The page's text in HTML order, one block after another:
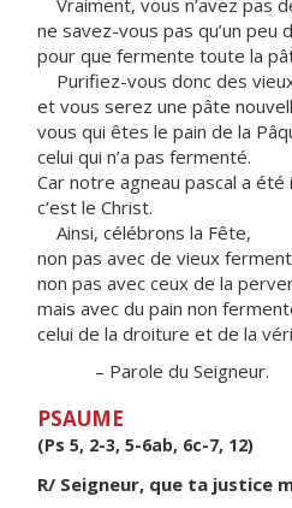
Vraiment, vous n’avez pas
ne savez-vous pas qu’un peu
pour que fermente toute la
Purifiez-vous donc des
et vous serez une pâte
vous qui êtes le pain de la
celui qui n’a pas fermenté.
Car notre agneau pascal a été
c’est le Christ.
Ainsi, célébrons la Fête,
non pas avec de vieux
non pas avec ceux de la
mais avec du pain non
celui de la droiture et de la
– Parole du Seigneur.
PSAUME
(Ps 5, 2-3, 5-6ab, 6c-7, 12)
R/ Seigneur, que ta justice